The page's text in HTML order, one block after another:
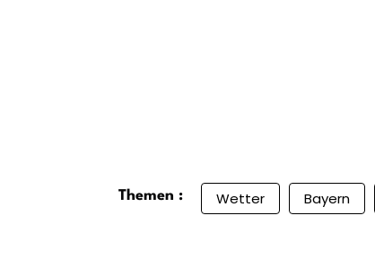
Themen : Wetter Bayern